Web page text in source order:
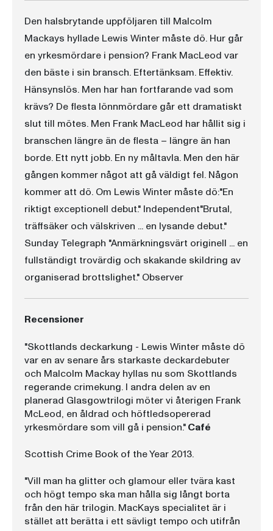
Den halsbrytande uppföljaren till Malcolm
Mackays hyllade Lewis Winter måste dö. Hur går
en yrkesmördare i pension? Frank MacLeod var
den bäste i sin bransch. Eftertänksam. Effektiv.
Hänsynslös. Men har han fortfarande vad som
krävs? De flesta lönnmördare går ett dramatiskt
slut till mötes. Men Frank MacLeod har hållit sig i
branschen längre än de flesta – längre än han
borde. Ett nytt jobb. En ny måltavla. Men den här
gången kommer något att gå väldigt fel. Någon
kommer att dö. Om Lewis Winter måste dö:"En
riktigt exceptionell debut." Independent"Brutal,
träffsäker och välskriven ... en lysande debut."
Sunday Telegraph "Anmärkningsvärt originell ... en
fullständigt trovärdig och skakande skildring av
organiserad brottslighet." Observer
Recensioner
"Skottlands deckarkung - Lewis Winter måste dö
var en av senare års starkaste deckardebuter
och Malcolm Mackay hyllas nu som Skottlands
regerande crimekung. I andra delen av en
planerad Glasgowtrilogi möter vi återigen Frank
McLeod, en åldrad och höftledsopererad
yrkesmördare som vill gå i pension."Café
Scottish Crime Book of the Year 2013.
"Vill man ha glitter och glamour eller tvära kast
och högt tempo ska man hålla sig långt borta
från den här trilogin. MacKays specialitet är i
stället att berätta i ett sävligt tempo och utifrån